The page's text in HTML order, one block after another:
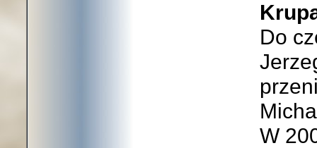
Do
W